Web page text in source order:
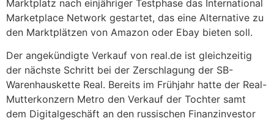
Marktplatz nach einjähriger Testphase das International
Marketplace Network gestartet, das eine Alternative zu
den Marktplätzen von Amazon oder Ebay bieten soll.
Der angekündigte Verkauf von real.de ist gleichzeitig
der nächste Schritt bei der Zerschlagung der SB-
Warenhauskette Real. Bereits im Frühjahr hatte der Real-
Mutterkonzern Metro den Verkauf der Tochter samt
dem Digitalgeschäft an den russischen Finanzinvestor